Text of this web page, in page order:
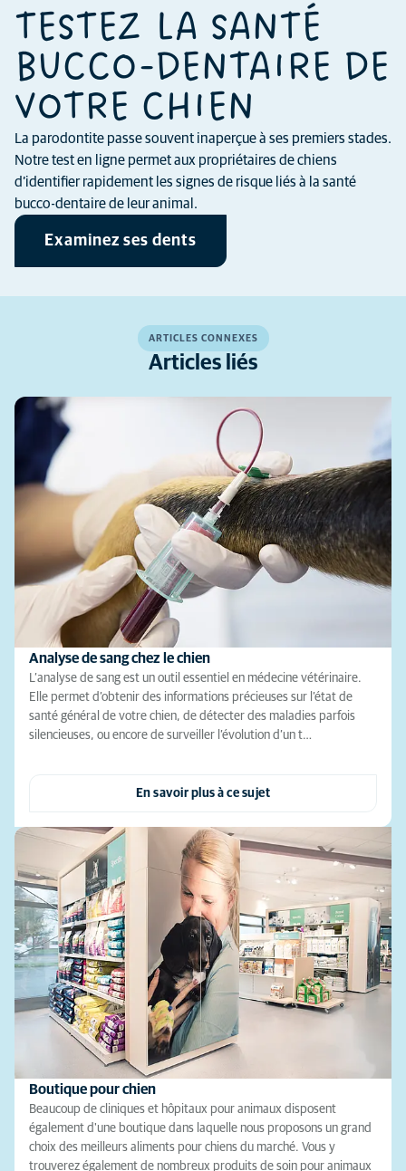
TESTEZ LA SANTÉ
BUCCO-DENTAIRE DE
VOTRE CHIEN
La parodontite passe souvent inaperçue à ses premiers stades.
Notre test en ligne permet aux propriétaires de chiens
d’identifier rapidement les signes de risque liés à la santé
bucco-dentaire de leur animal.
Examinez ses dents
ARTICLES CONNEXES
Articles liés
Analyse de sang chez le chien
L’analyse de sang est un outil essentiel en médecine vétérinaire.
Elle permet d’obtenir des informations précieuses sur l’état de
santé général de votre chien, de détecter des maladies parfois
silencieuses, ou encore de surveiller l’évolution d’un t…
En savoir plus à ce sujet
Boutique pour chien
Beaucoup de cliniques et hôpitaux pour animaux disposent
également d'une boutique dans laquelle nous proposons un grand
choix des meilleurs aliments pour chiens du marché. Vous y
trouverez également de nombreux produits de soin pour animaux